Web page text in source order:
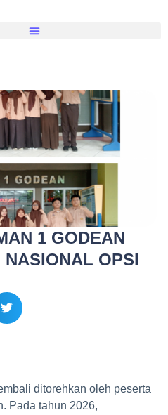
1 GODEAN
OPSI
ditorehkan oleh peserta
Pada tahun 2026,